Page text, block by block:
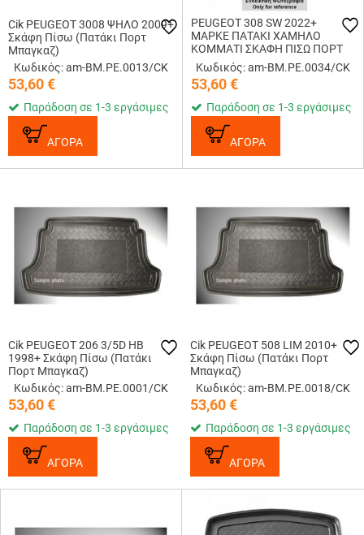
Cik PEUGEOT 3008 ΨΗΛΟ 2009+
Σκάφη Πίσω (Πατάκι Πορτ
Μπαγκαζ)
Κωδικός: am-BM.PE.0013/CK
53,60€
Παράδοση σε 1-3 εργάσιμες
ΑΓΟΡΑ
PEUGEOT 308 SW 2022+
ΜΑΡΚΕ ΠΑΤΑΚΙ ΧΑΜΗΛΟ
ΚΟΜΜΑΤΙ ΣΚΑΦΗ ΠΙΣΩ ΠΟΡΤ
ΜΠΑΓΚΑΖ ΛΑΣΤΙΧΟ ΣΕ ΜΑΥΡΟ
ΧΡΩΜΑ CIK - 1 ΤΕΜ.
Κωδικός: am-BM.PE.0034/CK
53,60€
Παράδοση σε 1-3 εργάσιμες
ΑΓΟΡΑ
Cik PEUGEOT 206 3/5D HB
1998+ Σκάφη Πίσω (Πατάκι
Πορτ Μπαγκαζ)
Κωδικός: am-BM.PE.0001/CK
53,60€
Παράδοση σε 1-3 εργάσιμες
ΑΓΟΡΑ
Cik PEUGEOT 508 LIM 2010+
Σκάφη Πίσω (Πατάκι Πορτ
Μπαγκαζ)
Κωδικός: am-BM.PE.0018/CK
53,60€
Παράδοση σε 1-3 εργάσιμες
ΑΓΟΡΑ